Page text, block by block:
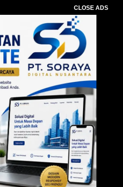
CLOSE ADS